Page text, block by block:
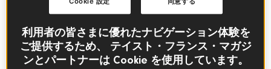
プロヴァンス風にアレンジした、フランスで人
気の朝食メニュー
利用者の皆さまに優れたナビゲーション体験を
ご提供するため、 テイスト・フランス・マガジ
ンとパートナーは Cookie を使用しています。